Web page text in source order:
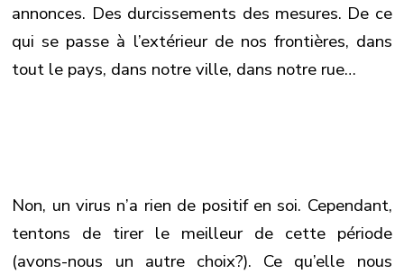
annonces. Des durcissements des mesures. De ce
qui se passe à l’extérieur de nos frontières, dans
tout le pays, dans notre ville, dans notre rue…
Non, un virus n’a rien de positif en soi. Cependant,
tentons de tirer le meilleur de cette période
(avons-nous un autre choix?). Ce qu’elle nous